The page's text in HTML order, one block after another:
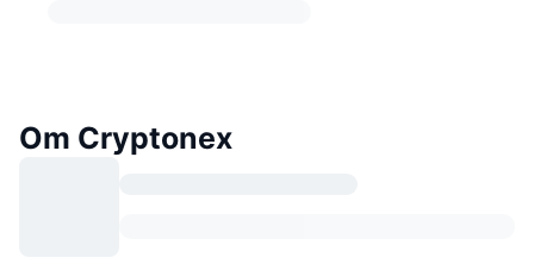
Om Cryptonex